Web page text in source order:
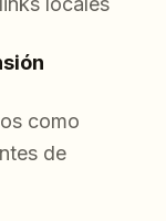
como
de